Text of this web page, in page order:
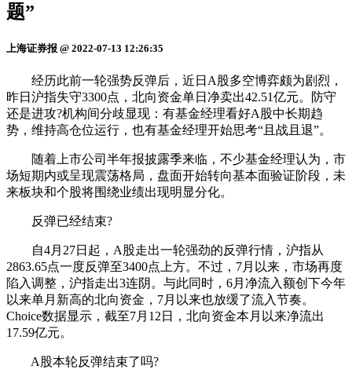
题”
上海证券报 @ 2022-07-13 12:26:35
经历此前一轮强势反弹后，近日A股多空博弈颇为剧烈，
昨日沪指失守3300点，北向资金单日净卖出42.51亿元。防守
还是进攻?机构间分歧显现：有基金经理看好A股中长期趋
势，维持高仓位运行，也有基金经理开始思考“且战且退”。
随着上市公司半年报披露季来临，不少基金经理认为，市
场短期内或呈现震荡格局，盘面开始转向基本面验证阶段，未
来板块和个股将围绕业绩出现明显分化。
反弹已经结束?
自4月27日起，A股走出一轮强劲的反弹行情，沪指从
2863.65点一度反弹至3400点上方。不过，7月以来，市场再度
陷入调整，沪指走出3连阴。与此同时，6月净流入额创下今年
以来单月新高的北向资金，7月以来也放缓了流入节奏。
Choice数据显示，截至7月12日，北向资金本月以来净流出
17.59亿元。
A股本轮反弹结束了吗?